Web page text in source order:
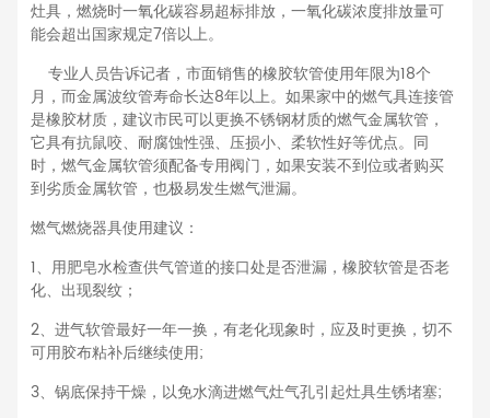
灶具，燃烧时一氧化碳容易超标排放，一氧化碳浓度排放量可
能会超出国家规定7倍以上。
专业人员告诉记者，市面销售的橡胶软管使用年限为18个
月，而金属波纹管寿命长达8年以上。如果家中的燃气具连接管
是橡胶材质，建议市民可以更换不锈钢材质的燃气金属软管，
它具有抗鼠咬、耐腐蚀性强、压损小、柔软性好等优点。同
时，燃气金属软管须配备专用阀门，如果安装不到位或者购买
到劣质金属软管，也极易发生燃气泄漏。
燃气燃烧器具使用建议：
1、用肥皂水检查供气管道的接口处是否泄漏，橡胶软管是否老
化、出现裂纹；
2、进气软管最好一年一换，有老化现象时，应及时更换，切不
可用胶布粘补后继续使用;
3、锅底保持干燥，以免水滴进燃气灶气孔引起灶具生锈堵塞;